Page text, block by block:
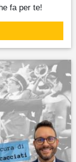
fa per te!